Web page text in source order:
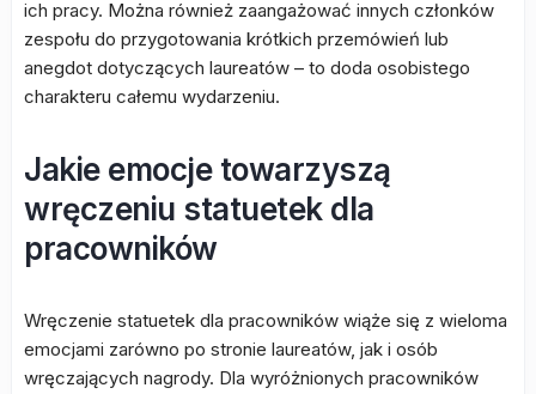
ich pracy. Można również zaangażować innych członków
zespołu do przygotowania krótkich przemówień lub
anegdot dotyczących laureatów – to doda osobistego
charakteru całemu wydarzeniu.
Jakie emocje towarzyszą
wręczeniu statuetek dla
pracowników
Wręczenie statuetek dla pracowników wiąże się z wieloma
emocjami zarówno po stronie laureatów, jak i osób
wręczających nagrody. Dla wyróżnionych pracowników